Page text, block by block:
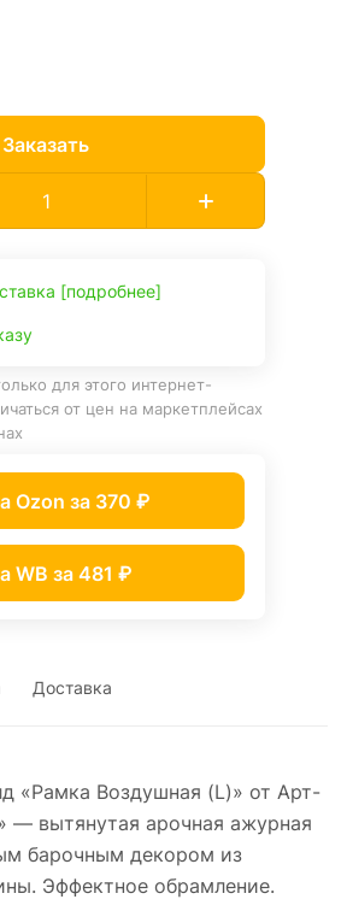
Заказать
[подробнее]
для этого интернет-
от цен на маркетплейсах
Ozon за 370 ₽
WB за 481 ₽
Доставка
«Рамка Воздушная (L)» от Арт-
— вытянутая арочная ажурная
барочным декором из
Эффектное обрамление.